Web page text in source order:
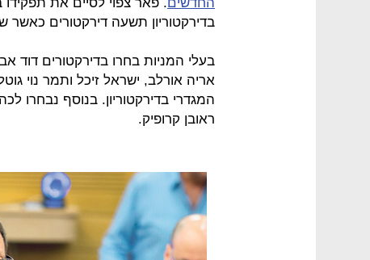
בדירקטוריון תשעה דירקטורים כאשר
בעלי המניות בחרו בדירקטורים דוד
אריה אורלב, ישראל זיכל ותמר נוי
המגדרי בדירקטוריון. בנוסף נבחרו
ראובן קרופיק.